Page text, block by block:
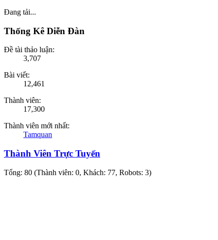
Đang tải...
Thống Kê Diễn Đàn
Đề tài thảo luận:
3,707
Bài viết:
12,461
Thành viên:
17,300
Thành viên mới nhất:
Tamquan
Thành Viên Trực Tuyến
Tổng: 80 (Thành viên: 0, Khách: 77, Robots: 3)